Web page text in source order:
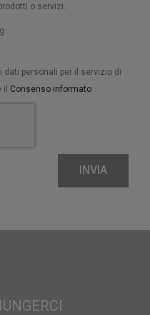
o servizi.
personali per il servizio di
il Consenso informato
INVIA